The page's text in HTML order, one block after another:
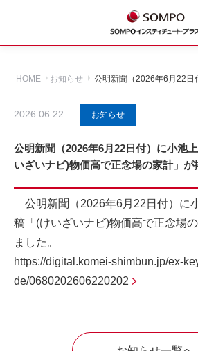
HOME お知らせ 公明新聞（2026年6月22日
2026.06.22 お知らせ
公明新聞（2026年6月22日付）に小池
いざいナビ)物価高で正念場の家計」が
公明新聞（2026年6月22日付）に
稿「(けいざいナビ)物価高で正念場
ました。
https://digital.komei-shimbun.jp/ex-
de/0680202606220202